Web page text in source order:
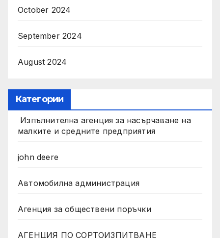
October 2024
September 2024
August 2024
Категории
Изпълнителна агенция за насърчаване на
малките и средните предприятия
john deere
Автомобилна администрация
Агенция за обществени поръчки
АГЕНЦИЯ ПО СОРТОИЗПИТВАНЕ